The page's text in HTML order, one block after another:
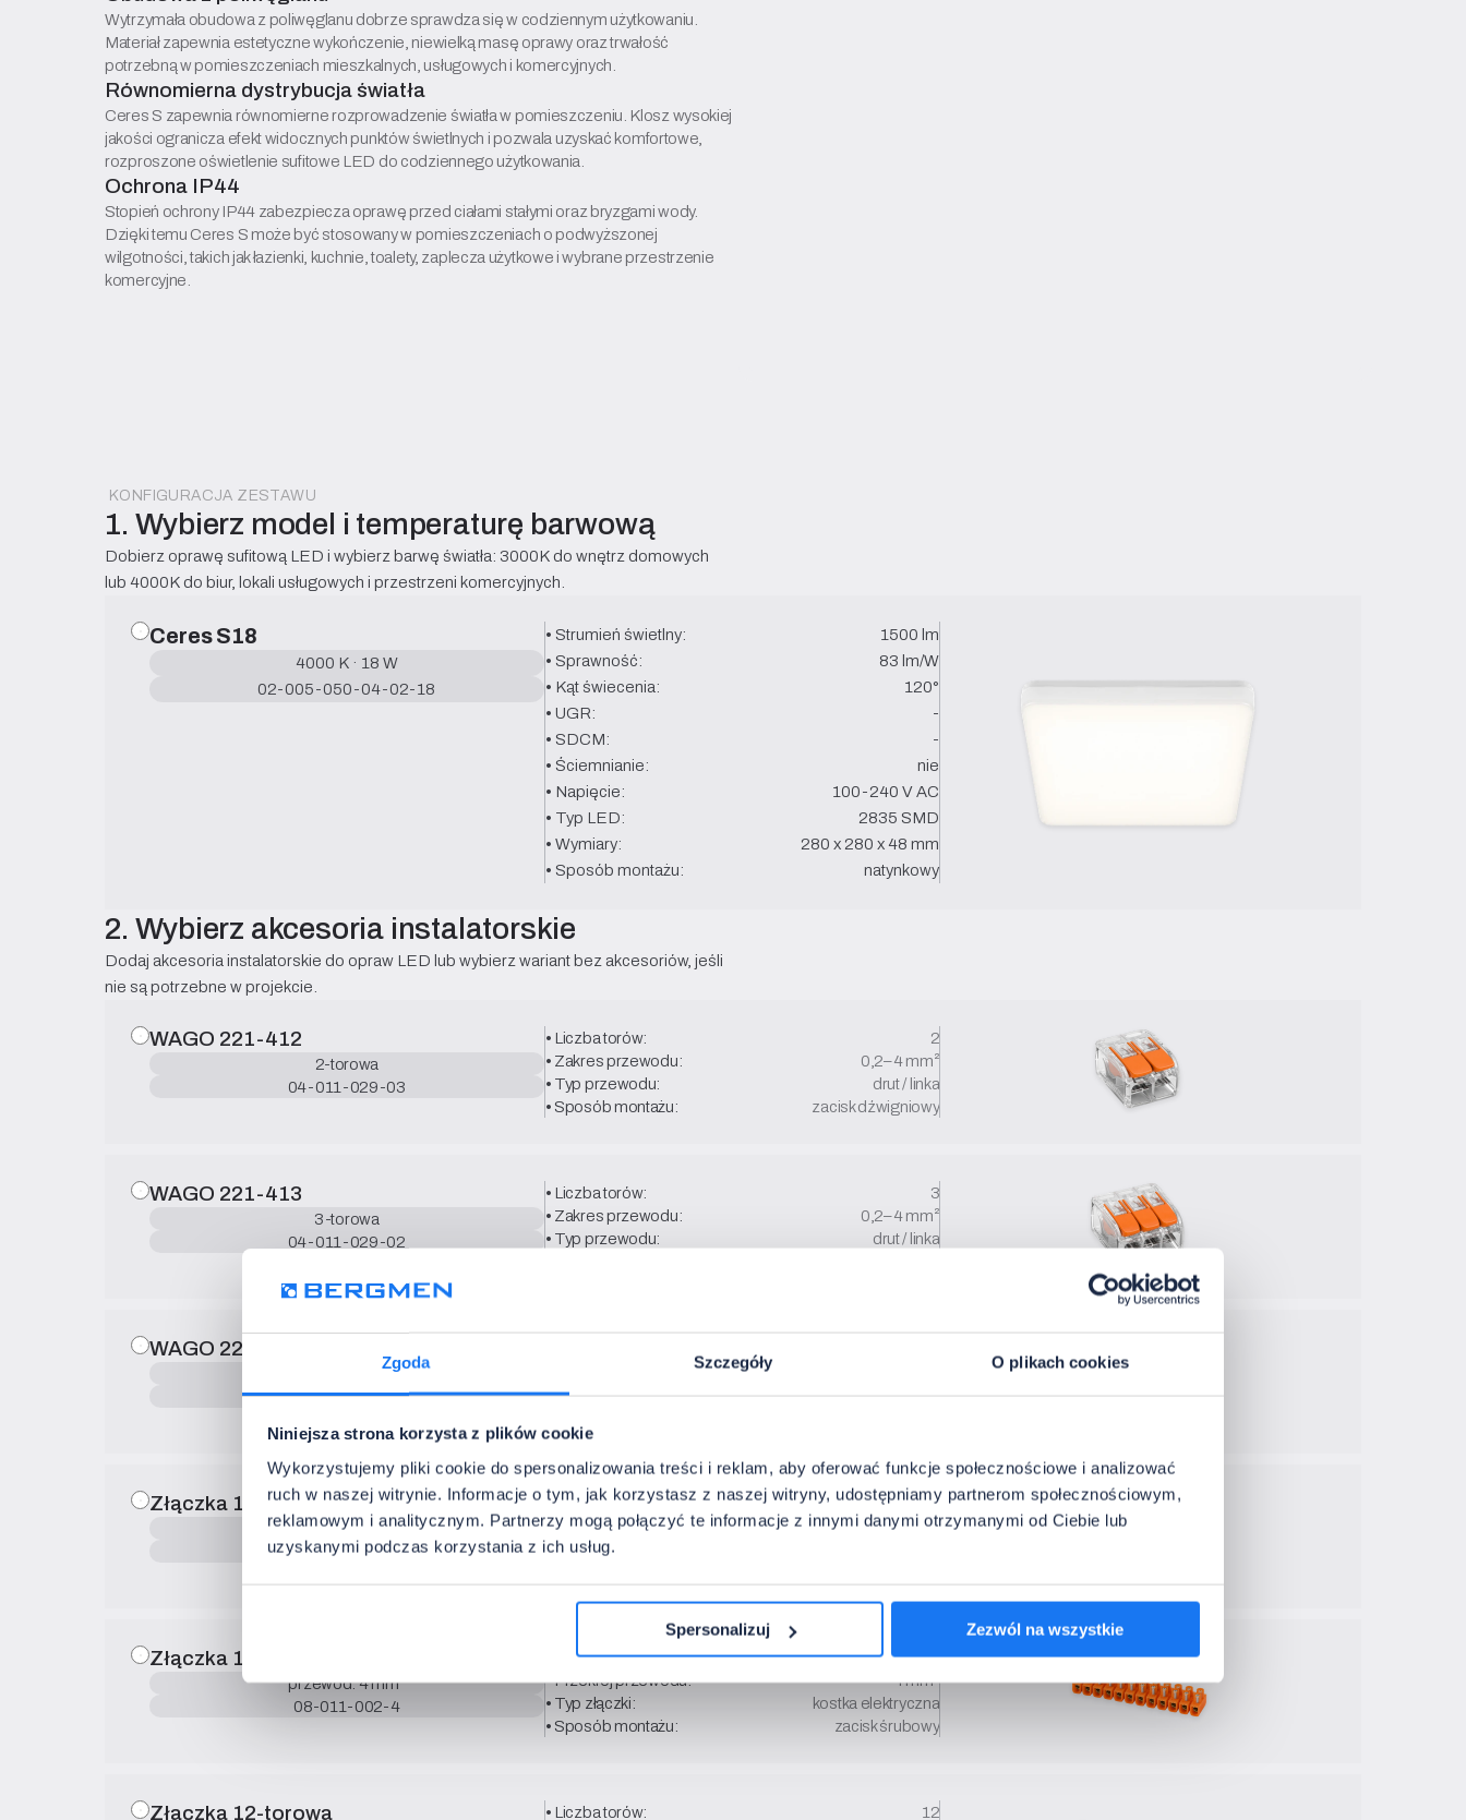
Zgoda Szczegóły O plikach cookies
Niniejsza strona korzysta z plików cookie
Wykorzystujemy pliki cookie do spersonalizowania treści i reklam, aby oferować funkcje społecznościowe i analizować
ruch w naszej witrynie. Informacje o tym, jak korzystasz z naszej witryny, udostępniamy partnerom społecznościowym,
reklamowym i analitycznym. Partnerzy mogą połączyć te informacje z innymi danymi otrzymanymi od Ciebie lub
uzyskanymi podczas korzystania z ich usług.
Spersonalizuj Zezwól na wszystkie
Wytrzymała obudowa z poliwęglanu dobrze sprawdza się w codziennym użytkowaniu.
Materiał zapewnia estetyczne wykończenie, niewielką masę oprawy oraz trwałość
potrzebną w pomieszczeniach mieszkalnych, usługowych i komercyjnych.
Równomierna dystrybucja światła
Ceres S zapewnia równomierne rozprowadzenie światła w pomieszczeniu. Klosz wysokiej
jakości ogranicza efekt widocznych punktów świetlnych i pozwala uzyskać komfortowe,
rozproszone oświetlenie sufitowe LED do codziennego użytkowania.
Ochrona IP44
Stopień ochrony IP44 zabezpiecza oprawę przed ciałami stałymi oraz bryzgami wody.
Dzięki temu Ceres S może być stosowany w pomieszczeniach o podwyższonej
wilgotności, takich jak łazienki, kuchnie, toalety, zaplecza użytkowe i wybrane przestrzenie
komercyjne.
KONFIGURACJA ZESTAWU
1. Wybierz model i temperaturę barwową
Dobierz oprawę sufitową LED i wybierz barwę światła: 3000K do wnętrz domowych
lub 4000K do biur, lokali usługowych i przestrzeni komercyjnych.
Ceres S18
4000 K · 18 W
02-005-050-04-02-18
• Strumień świetlny:
1500 lm
• Sprawność:
83 lm/W
• Kąt świecenia:
120°
• UGR:
-
• SDCM:
-
• Ściemnianie:
nie
• Napięcie:
100-240 V AC
• Typ LED:
2835 SMD
• Wymiary:
280 x 280 x 48 mm
• Sposób montażu:
natynkowy
2. Wybierz akcesoria instalatorskie
Dodaj akcesoria instalatorskie do opraw LED lub wybierz wariant bez akcesoriów, jeśli
nie są potrzebne w projekcie.
WAGO 221-412
2-torowa
04-011-029-03
• Liczba torów:
2
• Zakres przewodu:
0,2–4 mm²
• Typ przewodu:
drut / linka
• Sposób montażu:
zacisk dźwigniowy
WAGO 221-413
3-torowa
04-011-029-02
• Liczba torów:
3
• Zakres przewodu:
0,2–4 mm²
• Typ przewodu:
drut / linka
WAGO 221-415
04-011-029-04
• Typ przewodu:
drut / linka
Złączka 12-torowa
przewód: 2,5 mm²
08-011-002-2
• Liczba torów:
12
• Przekrój przewodu:
2,5 mm²
• Typ złączki:
Złączka 12-torowa
przewód: 4 mm²
08-011-002-4
• Liczba torów:
12
• Przekrój przewodu:
4 mm²
• Typ złączki:
kostka elektryczna
• Sposób montażu:
zacisk śrubowy
Złączka 12-torowa • Liczba torów:
12